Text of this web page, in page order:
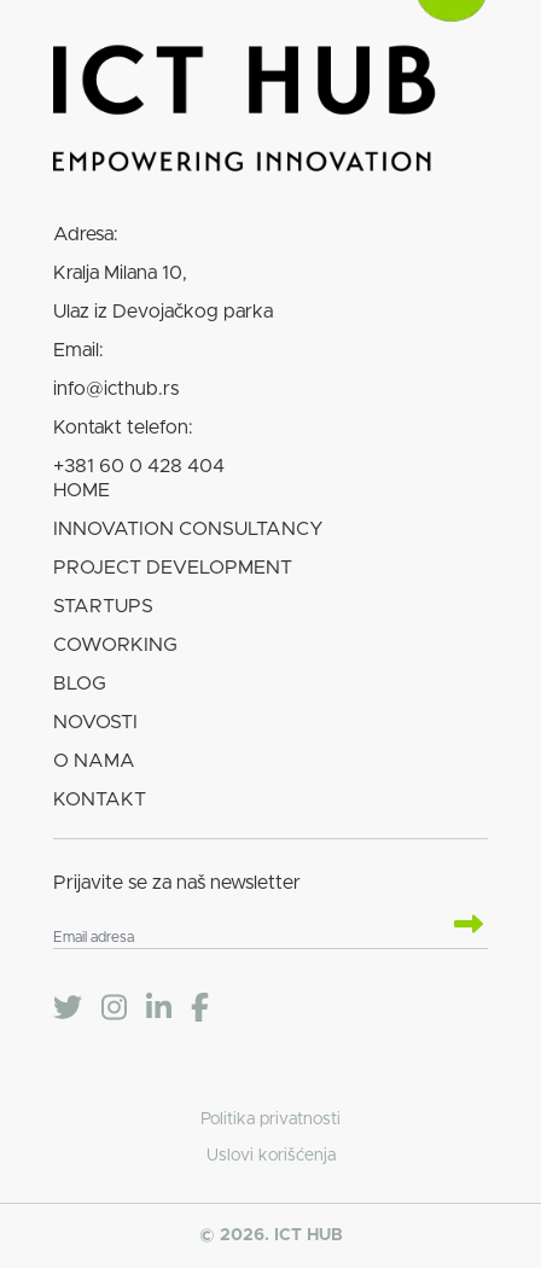
Adresa:
Kralja Milana 10,
Ulaz iz Devojačkog parka
Email:
info@icthub.rs
Kontakt telefon:
+381 60 0 428 404
HOME
INNOVATION CONSULTANCY
PROJECT DEVELOPMENT
STARTUPS
COWORKING
BLOG
NOVOSTI
O NAMA
KONTAKT
Prijavite se za naš newsletter
Politika privatnosti
Uslovi korišćenja
© 2026. ICT HUB